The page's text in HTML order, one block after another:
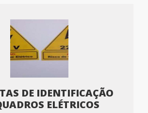
DE IDENTIFICAÇÃO
ELÉTRICOS